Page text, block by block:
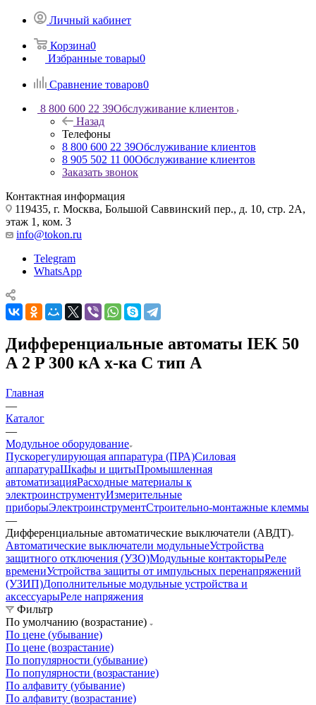
Личный кабинет
Корзина0
Избранные товары0
Сравнение товаров0
8 800 600 22 39Обслуживание клиентов
Назад
Телефоны
8 800 600 22 39Обслуживание клиентов
8 905 502 11 00Обслуживание клиентов
Заказать звонок
Контактная информация
119435, г. Москва, Большой Саввинский пер., д. 10, стр. 2А,
этаж 1, ком. 3
info@tokon.ru
Telegram
WhatsApp
Дифференциальные автоматы IEK 50
А 2 P 300 кА х-ка C тип A
Главная
—
Каталог
—
Модульное оборудование
Пускорегулирующая аппаратура (ПРА)Силовая
аппаратураШкафы и щитыПромышленная
автоматизацияРасходные материалы к
электроинструментуИзмерительные
приборыЭлектроинструментСтроительно-монтажные клеммы
—
Дифференциальные автоматические выключатели (АВДТ)
Автоматические выключатели модульныеУстройства
защитного отключения (УЗО)Модульные контакторыРеле
времениУстройства защиты от импульсных перенапряжений
(УЗИП)Дополнительные модульные устройства и
аксессуарыРеле напряжения
Фильтр
По умолчанию (возрастание)
По цене (убывание)
По цене (возрастание)
По популярности (убывание)
По популярности (возрастание)
По алфавиту (убывание)
По алфавиту (возрастание)